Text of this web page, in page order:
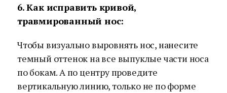
6. Как исправить кривой,
травмированный нос:
Чтобы визуально выровнять нос, нанесите
темный оттенок на все выпуклые части носа
по бокам. А по центру проведите
вертикальную линию, только не по форме